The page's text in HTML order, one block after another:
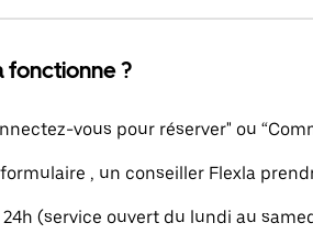
fonctionne ?
vous pour réserver" ou
, un conseiller Flexla
(service ouvert du lundi au